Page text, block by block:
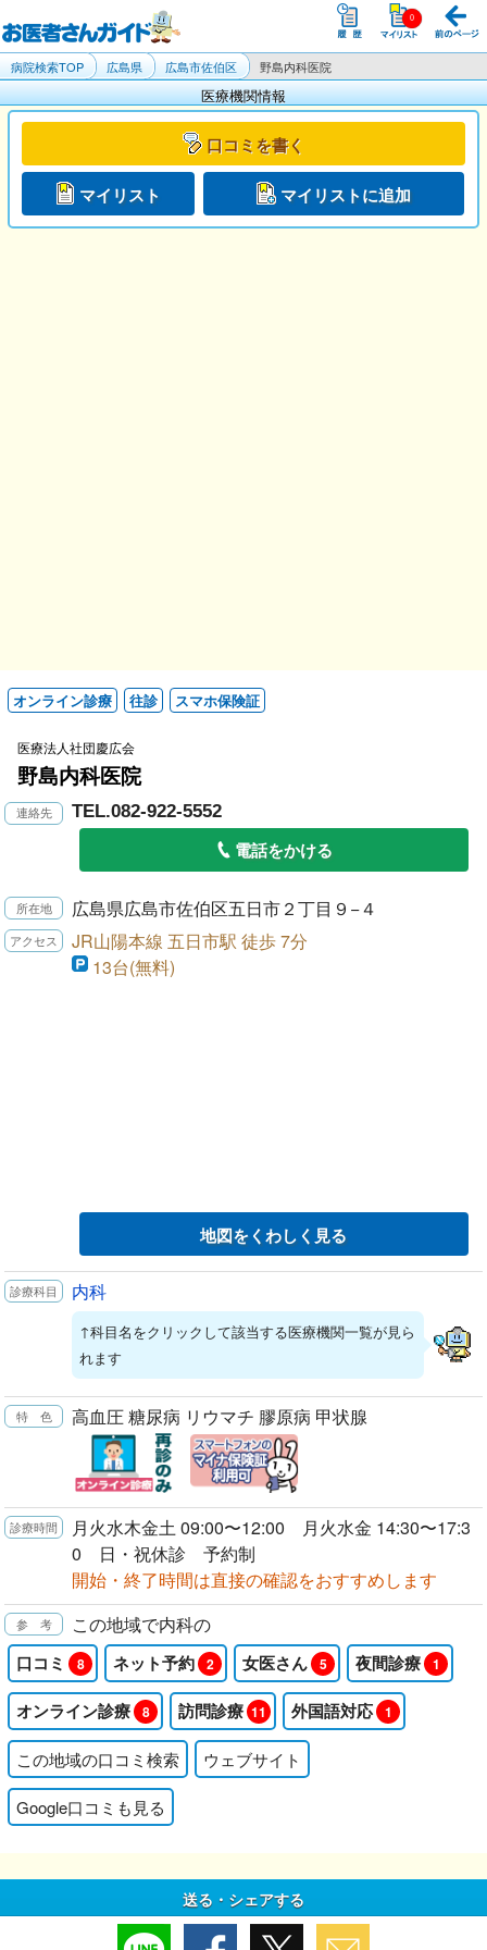
病院検索TOP 広島県 広島市佐伯区 野島内科医院
医療機関情報
口コミを書く
マイリスト マイリストに追加
オンライン診療 往診 スマホ保険証
医療法人社団慶広会
野島内科医院
TEL.082-922-5552
電話をかける
広島県広島市佐伯区五日市２丁目９−４
JR山陽本線 五日市駅 徒歩 7分
13台(無料)
地図をくわしく見る
内科
↑科目名をクリックして該当する医療機関一覧が見ら
れます
高血圧 糖尿病 リウマチ 膠原病 甲状腺
月火水木金土 09:00〜12:00 月火水金 14:30〜17:3
0 日・祝休診 予約制
開始・終了時間は直接の確認をおすすめします
この地域で内科の
口コミ 8 ネット予約 2 女医さん 5 夜間診療 1
オンライン診療 8 訪問診療 11 外国語対応 1
この地域の口コミ検索 ウェブサイト
Google口コミも見る
送る・シェアする